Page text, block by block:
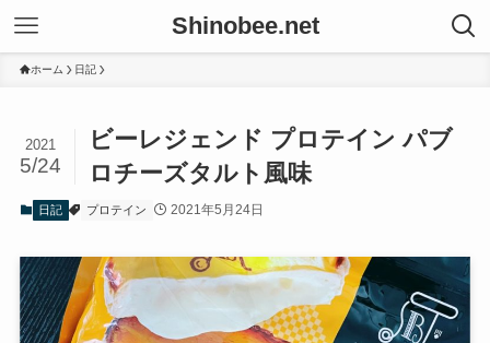
Shinobee.net
ホーム 日記
ビーレジェンド プロテイン パブ
ロチーズタルト風味
2021
5/24
日記 プロテイン 2021年5月24日